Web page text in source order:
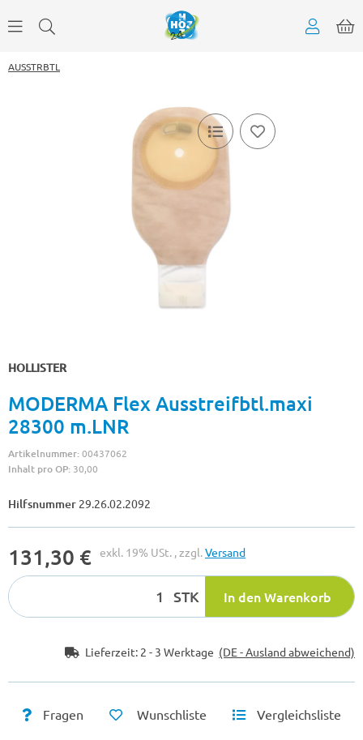
AUSSTRBTL
HOLLISTER
MODERMA Flex Ausstreifbtl.maxi
28300 m.LNR
Artikelnummer:00437062
Inhalt pro OP: 30,00
Hilfsnummer 29.26.02.2092
131,30 € exkl. 19% USt. , zzgl.Versand
STK In den Warenkorb
Lieferzeit: 2 - 3 Werktage (DE - Ausland abweichend)
Fragen Wunschliste Vergleichsliste